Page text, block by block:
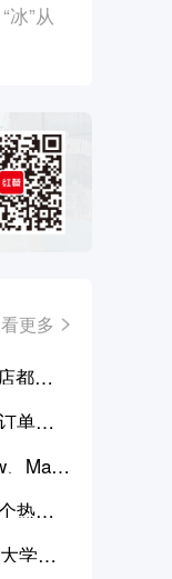
冰”从
更多
都只
单大
、Man
果
热门
学城